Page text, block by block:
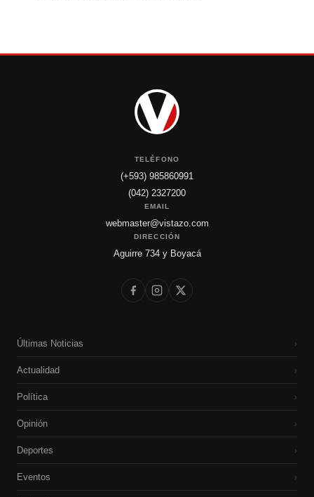
TELÉFONO
(+593) 985860991
(042) 2327200
EMAIL
webmaster@vistazo.com
DIRECCIÓN
Aguirre 734 y Boyacá
Últimas Noticias ›
Actualidad ›
Política ›
Opinión ›
Deportes ›
Eventos ›